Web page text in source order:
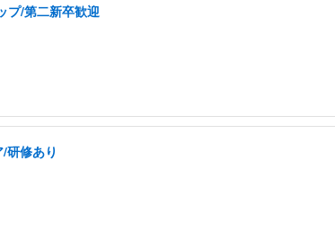
プ/第二新卒歓迎
研修あり